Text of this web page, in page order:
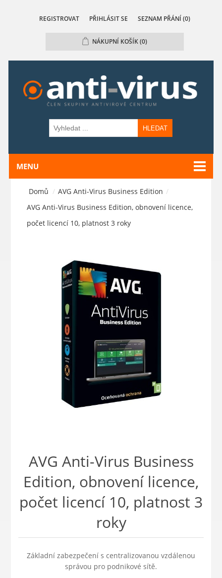
REGISTROVAT PŘIHLÁSIT SE SEZNAM PŘÁNÍ (0)
NÁKUPNÍ KOŠÍK(0)
HLEDAT
MENU
Domů / AVG Anti-Virus Business Edition /
AVG Anti-Virus Business Edition, obnovení licence,
počet licencí 10, platnost 3 roky
AVG Anti-Virus Business
Edition, obnovení licence,
počet licencí 10, platnost 3
roky
Základní zabezpečení s centralizovanou vzdálenou
správou pro podnikové sítě.